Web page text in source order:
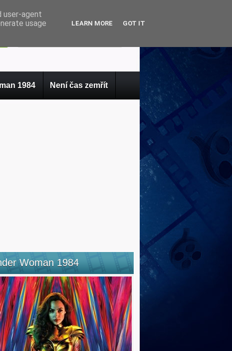
1984 Není čas zemřít
Woman 1984
user-agent
usage
LEARN MORE GOT IT